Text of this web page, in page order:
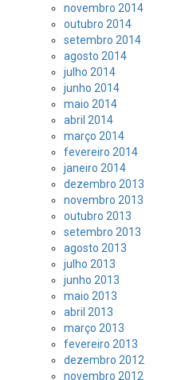
novembro 2014
outubro 2014
setembro 2014
agosto 2014
julho 2014
junho 2014
maio 2014
abril 2014
março 2014
fevereiro 2014
janeiro 2014
dezembro 2013
novembro 2013
outubro 2013
setembro 2013
agosto 2013
julho 2013
junho 2013
maio 2013
abril 2013
março 2013
fevereiro 2013
dezembro 2012
novembro 2012